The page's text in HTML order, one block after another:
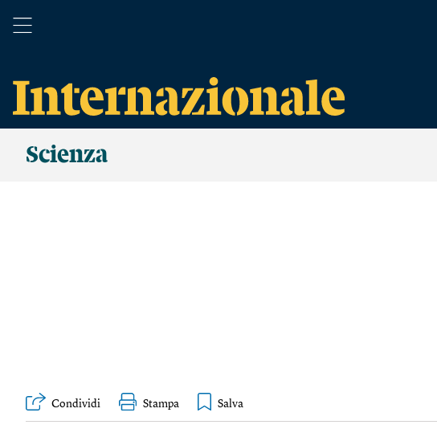
Scienza
Condividi Stampa